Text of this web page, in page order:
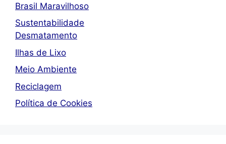
Brasil Maravilhoso
Sustentabilidade
Desmatamento
Ilhas de Lixo
Meio Ambiente
Reciclagem
Política de Cookies